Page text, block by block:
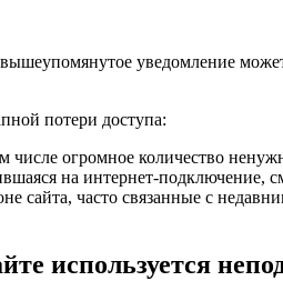
уведомление
потери доступа:
числе огромное количество
на интернет-подключение,
сайта, часто связанные с
используется